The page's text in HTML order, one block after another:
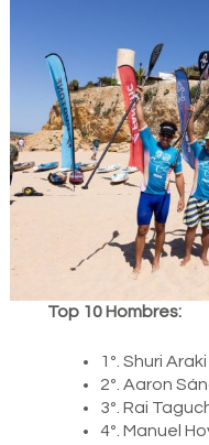
Top 10 Hombres:
1º. Shuri Araki
2º. Aaron
3º. Rai
4º. Manuel